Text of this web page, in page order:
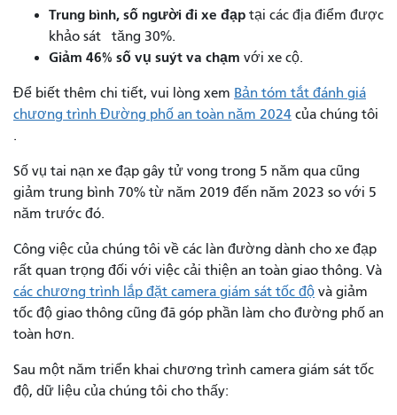
Trung bình, số người đi xe đạp tại các địa điểm được
khảo sát tăng 30%.
Giảm 46% số vụ suýt va chạm với xe cộ.
Để biết thêm chi tiết, vui lòng xem Bản tóm tắt đánh giá
chương trình Đường phố an toàn năm 2024 của chúng tôi
.
Số vụ tai nạn xe đạp gây tử vong trong 5 năm qua cũng
giảm trung bình 70% từ năm 2019 đến năm 2023 so với 5
năm trước đó.
Công việc của chúng tôi về các làn đường dành cho xe đạp
rất quan trọng đối với việc cải thiện an toàn giao thông. Và
các chương trình lắp đặt camera giám sát tốc độ và giảm
tốc độ giao thông cũng đã góp phần làm cho đường phố an
toàn hơn.
Sau một năm triển khai chương trình camera giám sát tốc
độ, dữ liệu của chúng tôi cho thấy: